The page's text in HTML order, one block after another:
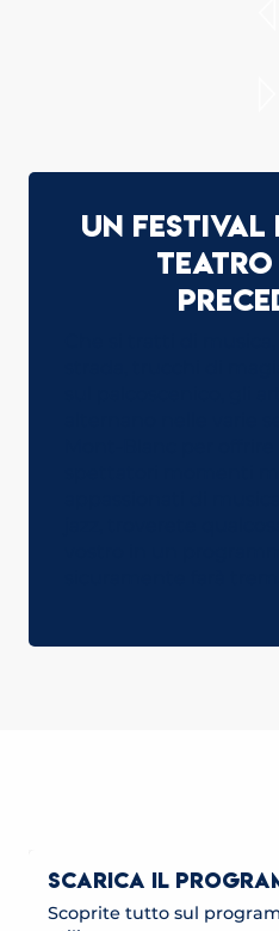
Un festival
teatro
SCARICA IL
Scoprite tutto sul